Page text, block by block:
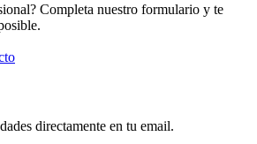
Completa nuestro formulario y te
directamente en tu email.